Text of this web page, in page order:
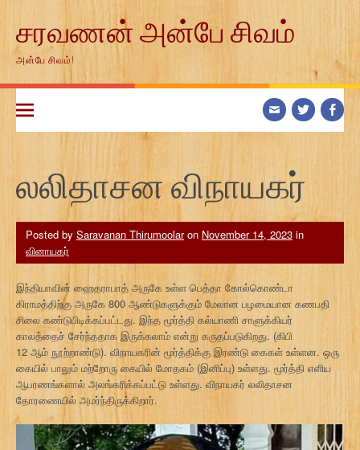
contentசரவணன் அன்பே சிவம்
அன்பே சிவம்!
லலிதாசன விநாயகர்
Posted by Saravanan Thirumoolaron November 14, 2023 in
வினாயகர்
இந்தியாவின் ஹைதராபாத் அருகே உள்ள பெத்தா கோல்கொண்டா
கிராமத்திற்கு அருகே 800 ஆண்டுகளுக்கும் மேலான பழமையான கணபதி
சிலை கண்டுபிடிக்கப்பட்டது. இந்த மூர்த்தி கல்யாணி சாளுக்கியர்
காலத்தைச் சேர்ந்ததாக இருக்கலாம் என்று கருதப்படுகிறது. (கிபி
12 ஆம் நூற்றாண்டு). விநாயகரின் மூர்த்திக்கு இரண்டு கைகள் உள்ளன. ஒரு
கையில் பாலும் மற்றோரு கையில் மோதகம் (இனிப்பு) உள்ளது. மூர்த்தி எளிய
ஆபரணங்களால் அலங்கரிக்கப்பட்டு உள்ளது. விநாயகர் லலிதாசன
தோரணையில் அமர்ந்திருக்கிறார்.